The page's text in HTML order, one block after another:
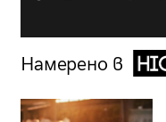
Намерено в